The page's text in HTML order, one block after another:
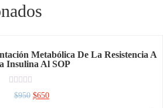
Metabólica De La Resistencia A
Insulina Al SOP
Rated
$950 $650